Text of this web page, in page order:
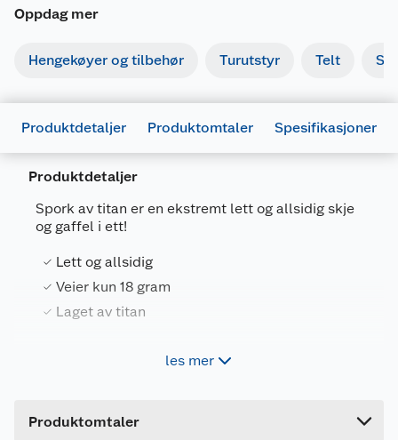
Oppdag mer
Hengekøyer og tilbehør Turutstyr Telt
Produktdetaljer Produktomtaler Spesifikasjoner
Produktdetaljer
Spork av titan er en ekstremt lett og allsidig skje
og gaffel i ett!
Lett og allsidig
Veier kun 18 gram
Laget av titan
Med sine kun 18 gram håndterer den de fleste
Spesifikasjoner:
les mer
Produktomtaler
Generelt
Artikkelnummer
Leverandørens artikkelnummer
Lengde